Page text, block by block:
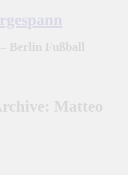
Berlin Fußball
Matteo